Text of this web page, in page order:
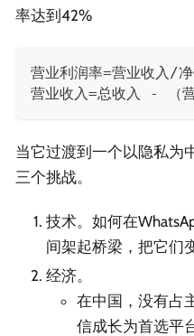
率达到42%
营业利润率=营业收入/
营业收入=总收入 - （营
当它过渡到一个以隐私为
三个挑战。
技术。如何在
间架起桥梁，把它们
经济。
在中国，没有占
信成长为首选平